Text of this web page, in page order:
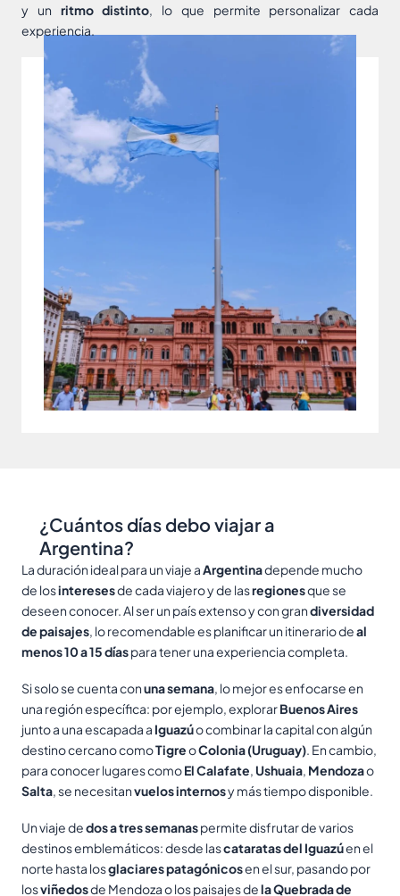
y un ritmo distinto, lo que permite personalizar cada
experiencia.
¿Cuántos días debo viajar a
Argentina?
La duración ideal para un viaje aArgentinadepende mucho
de losinteresesde cada viajero y de lasregionesque se
deseen conocer. Al ser un país extenso y con grandiversidad
de paisajes, lo recomendable es planificar un itinerario deal
menos 10 a 15 díaspara tener una experiencia completa.
Si solo se cuenta conuna semana, lo mejor es enfocarse en
una región específica: por ejemplo, explorarBuenos Aires
junto a una escapada a Iguazúo combinar la capital con algún
destino cercano comoTigreoColonia (Uruguay). En cambio,
para conocer lugares comoEl Calafate,Ushuaia, Mendozao
Salta, se necesitanvuelos internosy más tiempo disponible.
Un viaje dedos a tres semanaspermite disfrutar de varios
destinos emblemáticos: desde lascataratas del Iguazúen el
norte hasta losglaciares patagónicosen el sur, pasando por
losviñedosde Mendoza o los paisajes dela Quebrada de